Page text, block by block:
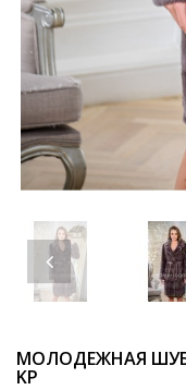
МОЛОДЕЖНАЯ
KP